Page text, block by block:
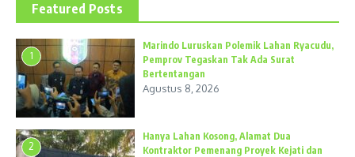
Featured Posts
1
Marindo Luruskan Polemik Lahan Ryacudu,
Pemprov Tegaskan Tak Ada Surat
Bertentangan
Agustus 8, 2026
2
Hanya Lahan Kosong, Alamat Dua
Kontraktor Pemenang Proyek Kejati dan